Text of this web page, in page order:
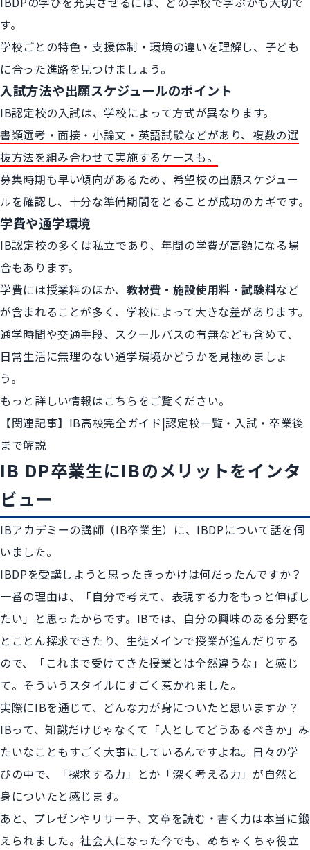
す。
学校ごとの特色・支援体制・環境の違いを理解し、子ども
に合った進路を見つけましょう。
入試方法や出願スケジュールのポイント
IB認定校の入試は、学校によって方式が異なります。
書類選考・面接・小論文・英語試験などがあり、複数の選
抜方法を組み合わせて実施するケースも。
募集時期も早い傾向があるため、希望校の出願スケジュー
ルを確認し、十分な準備期間をとることが成功のカギです。
学費や通学環境
IB認定校の多くは私立であり、年間の学費が高額になる場
合もあります。
学費には授業料のほか、教材費・施設使用料・試験料など
が含まれることが多く、学校によって大きな差があります。
通学時間や交通手段、スクールバスの有無なども含めて、
日常生活に無理のない通学環境かどうかを見極めましょ
う。
もっと詳しい情報はこちらをご覧ください。
【関連記事】IB高校完全ガイド|認定校一覧・入試・卒業後
まで解説
IB DP卒業生にIBのメリットをインタ
ビュー
IBアカデミーの講師（IB卒業生）に、IBDPについて話を伺
いました。
IBDPを受講しようと思ったきっかけは何だったんですか？
一番の理由は、「自分で考えて、表現する力をもっと伸ばし
たい」と思ったからです。IBでは、自分の興味のある分野を
とことん探求できたり、生徒メインで授業が進んだりする
ので、「これまで受けてきた授業とは全然違うな」と感じ
て。そういうスタイルにすごく惹かれました。
実際にIBを通じて、どんな力が身についたと思いますか？
IBって、知識だけじゃなくて「人としてどうあるべきか」み
たいなこともすごく大事にしているんですよね。日々の学
びの中で、「探求する力」とか「深く考える力」が自然と
身についたと感じます。
あと、プレゼンやリサーチ、文章を読む・書く力は本当に鍛
えられました。社会人になった今でも、めちゃくちゃ役立